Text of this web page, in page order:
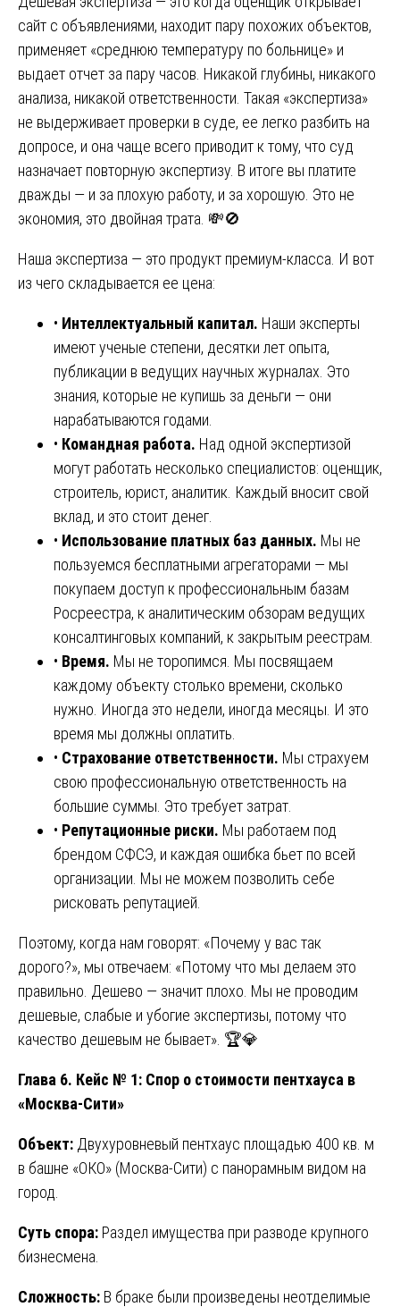
сайт с объявлениями, находит пару похожих объектов,
применяет «среднюю температуру по больнице» и
выдает отчет за пару часов. Никакой глубины, никакого
анализа, никакой ответственности. Такая «экспертиза»
не выдерживает проверки в суде, ее легко разбить на
допросе, и она чаще всего приводит к тому, что суд
назначает повторную экспертизу. В итоге вы платите
дважды — и за плохую работу, и за хорошую. Это не
экономия, это двойная трата. 💸🚫
Наша экспертиза — это продукт премиум-класса. И вот
из чего складывается ее цена:
• Интеллектуальный капитал. Наши эксперты
имеют ученые степени, десятки лет опыта,
публикации в ведущих научных журналах. Это
знания, которые не купишь за деньги — они
нарабатываются годами.
• Командная работа. Над одной экспертизой
могут работать несколько специалистов: оценщик,
строитель, юрист, аналитик. Каждый вносит свой
вклад, и это стоит денег.
• Использование платных баз данных. Мы не
пользуемся бесплатными агрегаторами — мы
покупаем доступ к профессиональным базам
Росреестра, к аналитическим обзорам ведущих
консалтинговых компаний, к закрытым реестрам.
• Время. Мы не торопимся. Мы посвящаем
каждому объекту столько времени, сколько
нужно. Иногда это недели, иногда месяцы. И это
время мы должны оплатить.
• Страхование ответственности. Мы страхуем
свою профессиональную ответственность на
большие суммы. Это требует затрат.
• Репутационные риски. Мы работаем под
брендом СФСЭ, и каждая ошибка бьет по всей
организации. Мы не можем позволить себе
рисковать репутацией.
Поэтому, когда нам говорят: «Почему у вас так
дорого?», мы отвечаем: «Потому что мы делаем это
правильно. Дешево — значит плохо. Мы не проводим
дешевые, слабые и убогие экспертизы, потому что
качество дешевым не бывает». 🏆💎
Глава 6. Кейс № 1: Спор о стоимости пентхауса в
«Москва-Сити»
Объект: Двухуровневый пентхаус площадью 400 кв. м
в башне «ОКО» (Москва-Сити) с панорамным видом на
город.
Суть спора: Раздел имущества при разводе крупного
бизнесмена.
Сложность: В браке были произведены неотделимые